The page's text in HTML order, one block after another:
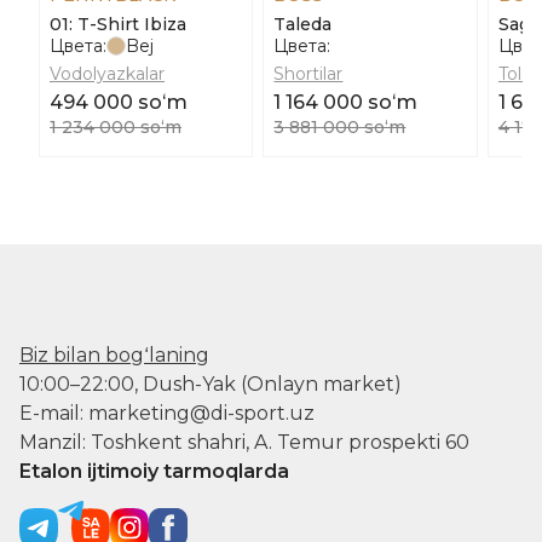
01: T-Shirt Ibiza
Цвета:
Bej
Vodolyazkalar
494 000 soʻm
1 234 000 soʻm
Taleda
Цвета:
Shortilar
1 164 000 soʻm
3 881 000 soʻm
1
4
Biz bilan bogʻlaning
10:00–22:00, Dush-Yak (Onlayn market)
E-mail: marketing@di-sport.uz
Manzil: Toshkent shahri, A. Temur prospekti 60
Etalon ijtimoiy tarmoqlarda